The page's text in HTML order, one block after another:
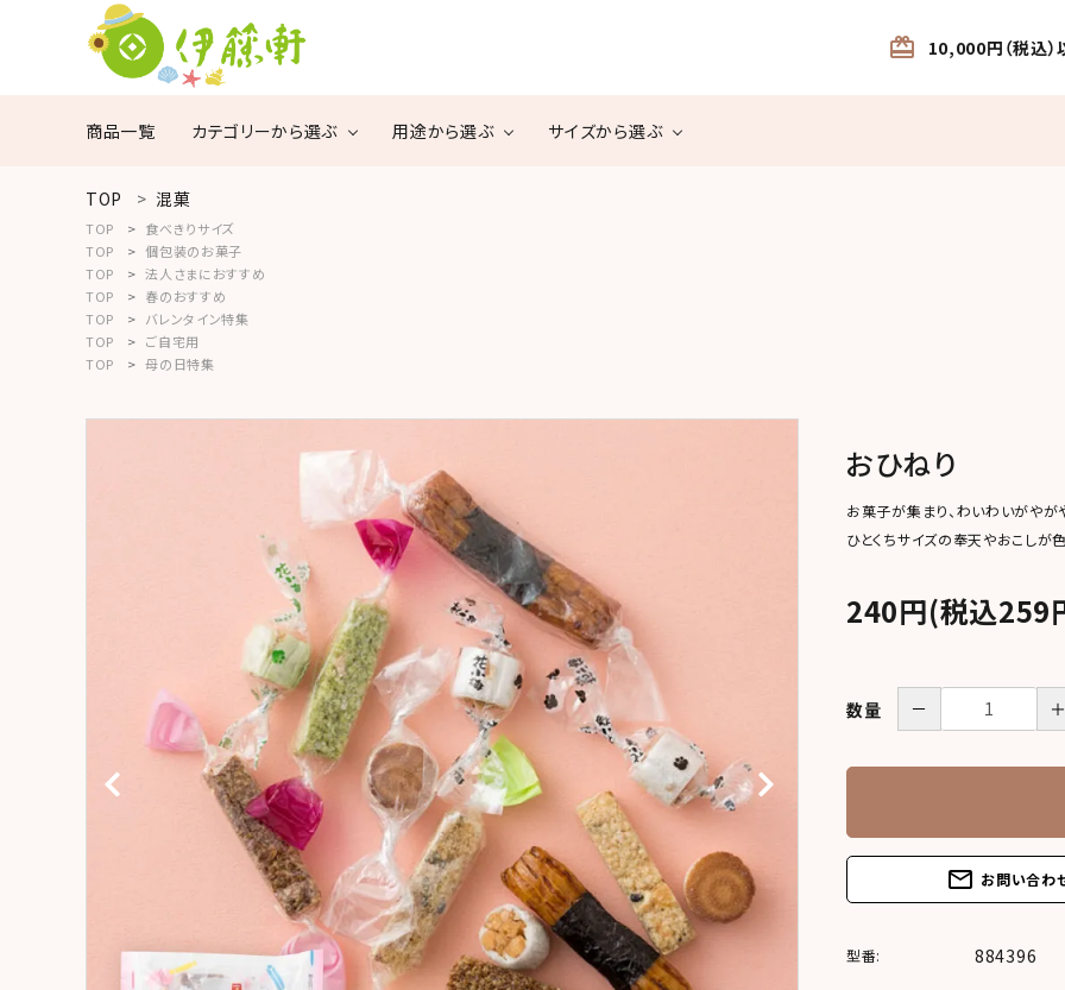
card_giftcard 10,000円（税込
商品一覧 カテゴリーから選ぶ
瓦煎餅・焼菓子
混菓
用途から選ぶ サイズから選ぶ
商品一覧
カテゴリーから探す
用途から探す
INFORMATION
TOP 混菓
TOP
食べきりサイズ
TOP
個包装のお菓子
TOP
法人さまにおすすめ
TOP
春のおすすめ
TOP
バレンタイン特集
TOP
ご自宅用
TOP
母の日特集
おひねり
お菓子が集まり、わいわいがやが
ひとくちサイズの奉天やおこしが
240円(税込259
数量 －
mail_outline お問い合わ
型番: 884396